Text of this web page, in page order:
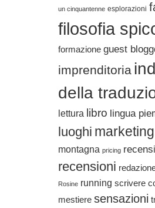
un cinquantenne esplorazioni
filosofia
formazione guest
imprenditoria
della
lettura libro lingua
luoghi marketing
montagna pricing
recensioni
Rosine running scrivere
mestiere sensazioni